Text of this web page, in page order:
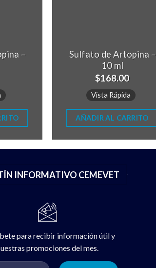
–
Sulfato de Artopina –
10 ml
$168.00
Vista Rápida
AÑADIR AL CARRITO
INFORMATIVO CEMEVET
para recibir información útil y
promociones del mes.